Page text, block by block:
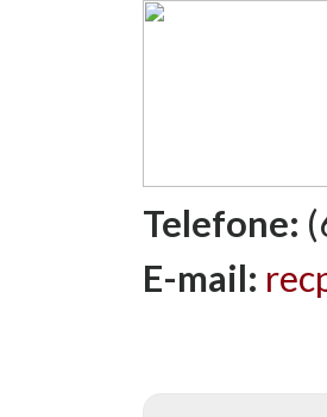
Telefone:
E-mail: